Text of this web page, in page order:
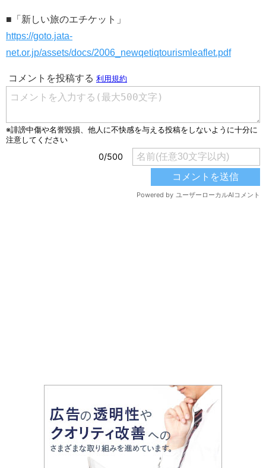
■「新しい旅のエチケット」
https://goto.jata-
net.or.jp/assets/docs/2006_newqetiqtourismleaflet.pdf